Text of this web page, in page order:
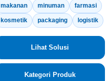
makanan minuman farmasi
kosmetik packaging logistik
Lihat Solusi
Kategori Produk